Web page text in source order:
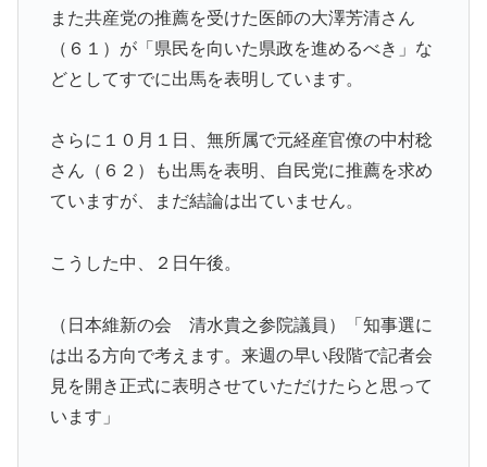
また共産党の推薦を受けた医師の大澤芳清さん
（６１）が「県民を向いた県政を進めるべき」な
どとしてすでに出馬を表明しています。
さらに１０月１日、無所属で元経産官僚の中村稔
さん（６２）も出馬を表明、自民党に推薦を求め
ていますが、まだ結論は出ていません。
こうした中、２日午後。
（日本維新の会 清水貴之参院議員）「知事選に
は出る方向で考えます。来週の早い段階で記者会
見を開き正式に表明させていただけたらと思って
います」